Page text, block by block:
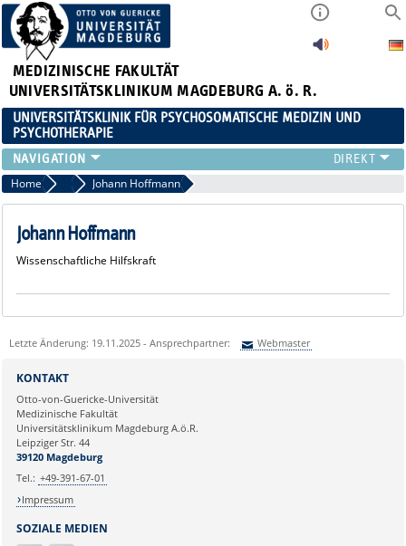
MEDIZINISCHE FAKULTÄT
UNIVERSITÄTSKLINIKUM MAGDEBURG A. ö. R.
UNIVERSITÄTSKLINIK FÜR PSYCHOSOMATISCHE MEDIZIN UND
PSYCHOTHERAPIE
FÜR PATIENTEN
TEAM
ZUWEISER
KARRIERE
AKTUELLES
FÜR ANGEHÖRIGE
Home Wissenschaftliche Hilfskräfte
Johann Hoffmann
Johann Hoffmann
Wissenschaftliche Hilfskraft
Letzte Änderung: 19.11.2025 - Ansprechpartner: Webmaster
Ihre E-Mailadresse:
Ihr Anliegen:
SOZIALE MEDIEN
KONTAKT
Otto-von-Guericke-Universität
Medizinische Fakultät
Universitätsklinikum Magdeburg A.ö.R.
Leipziger Str. 44
39120 Magdeburg
Tel.: +49-391-67-01
Impressum